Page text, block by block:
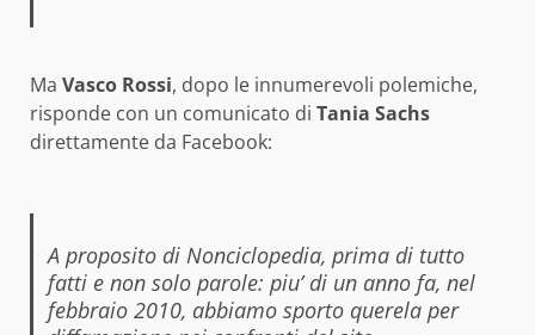
Ma Vasco Rossi, dopo le innumerevoli polemiche,
risponde con un comunicato di Tania Sachs
direttamente da Facebook:
A proposito di Nonciclopedia, prima di tutto
fatti e non solo parole: piu’di un anno fa, nel
febbraio 2010, abbiamo sporto querela per